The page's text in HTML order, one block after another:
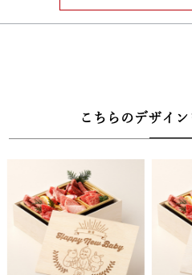
【牛兵衛オリジナルの万能旨ダレ】
【店主厳選アンデス岩塩】
・岩塩は店主が厳選した問屋から
店では味わえない、このセットの
ーモニーを是非ご自宅でお楽しみ
【安心安全の品質規格証明番号】
こちらのデザイン